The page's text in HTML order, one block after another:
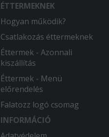
ÉTTERMEKNEK
Hogyan működik?
Csatlakozás éttermeknek
Éttermek - Azonnali
kiszállítás
Éttermek - Menü
előrendelés
Falatozz logó csomag
INFORMÁCIÓ